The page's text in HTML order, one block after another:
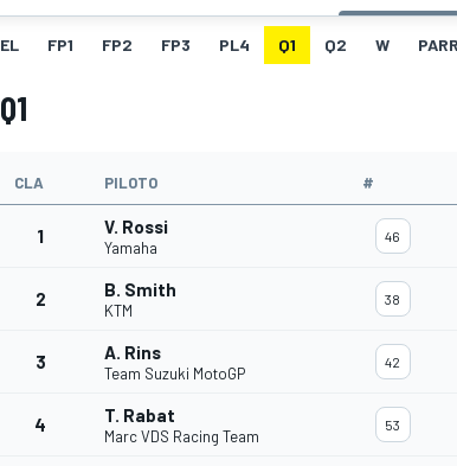
EL FP1 FP2 FP3 PL4 Q1 Q2 W
Q1
CLA PILOTO #
1 V. Rossi
Yamaha
46
2 B. Smith
KTM
38
3 A. Rins
Team Suzuki MotoGP
42
4 T. Rabat
Marc VDS Racing Team
53